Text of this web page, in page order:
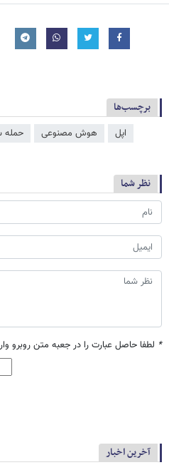
برچسب‌ها
اپل هوش مصنوعی حمله
نظر شما
* لطفا حاصل عبارت را در جعبه متن روبرو
آخرین اخبار